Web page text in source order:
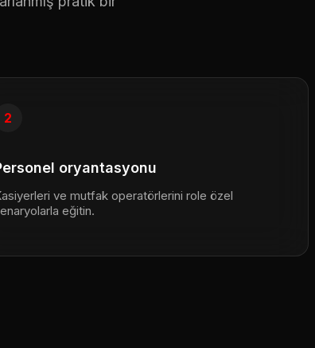
2
oryantasyonu
ve mutfak operatörlerini role özel
eğitin.